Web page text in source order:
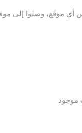
موقع، وصلوا إلى
موجود